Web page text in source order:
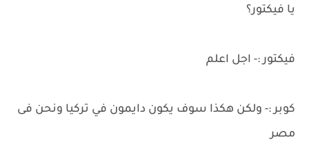
يا فيكتور؟
فيكتور :- اجل اعلم
كوبر :- ولكن هكذا سوف يكون دايمون في تركيا ونحن فى
مصر